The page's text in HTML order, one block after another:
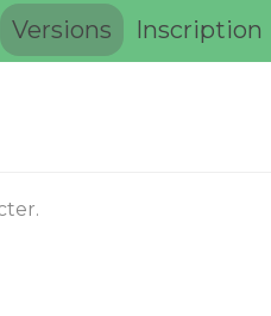
Versions Inscription